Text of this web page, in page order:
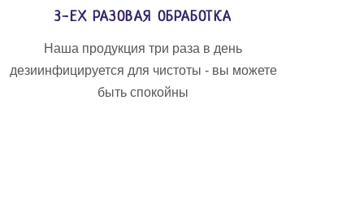
3-ЕХ РАЗОВАЯ ОБРАБОТКА
Наша продукция три раза в день
дезиинфицируется для чистоты - вы можете
быть спокойны